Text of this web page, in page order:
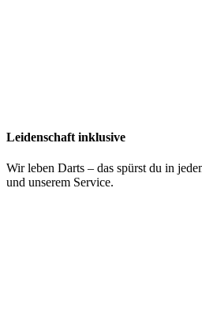
Leidenschaft inklusive
Wir leben Darts – das spürst du in
und unserem Service.